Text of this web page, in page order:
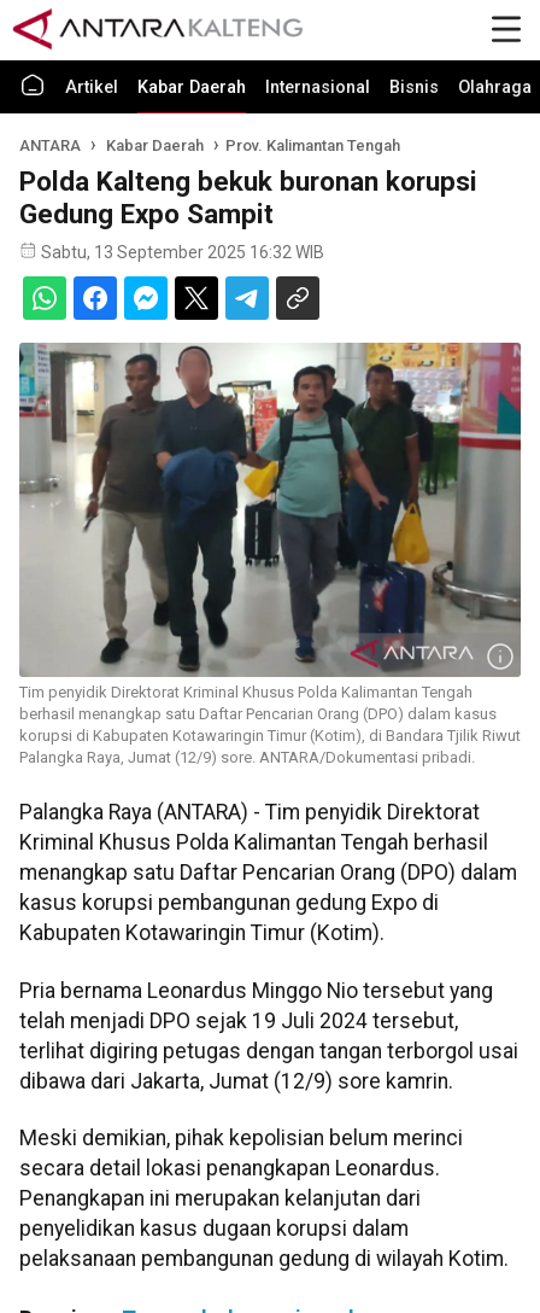
Artikel Kabar Daerah Internasional Bisnis Olahraga
ANTARA Kabar Daerah Prov. Kalimantan Tengah
Polda Kalteng bekuk buronan korupsi
Gedung Expo Sampit
Sabtu, 13 September 2025 16:32 WIB
Tim penyidik Direktorat Kriminal Khusus Polda Kalimantan Tengah
berhasil menangkap satu Daftar Pencarian Orang (DPO) dalam kasus
korupsi di Kabupaten Kotawaringin Timur (Kotim), di Bandara Tjilik Riwut
Palangka Raya, Jumat (12/9) sore. ANTARA/Dokumentasi pribadi.
Palangka Raya (ANTARA) - Tim penyidik Direktorat
Kriminal Khusus Polda Kalimantan Tengah berhasil
menangkap satu Daftar Pencarian Orang (DPO) dalam
kasus korupsi pembangunan gedung Expo di
Kabupaten Kotawaringin Timur (Kotim).
Pria bernama Leonardus Minggo Nio tersebut yang
telah menjadi DPO sejak 19 Juli 2024 tersebut,
terlihat digiring petugas dengan tangan terborgol usai
dibawa dari Jakarta, Jumat (12/9) sore kamrin.
Meski demikian, pihak kepolisian belum merinci
secara detail lokasi penangkapan Leonardus.
Penangkapan ini merupakan kelanjutan dari
penyelidikan kasus dugaan korupsi dalam
pelaksanaan pembangunan gedung di wilayah Kotim.